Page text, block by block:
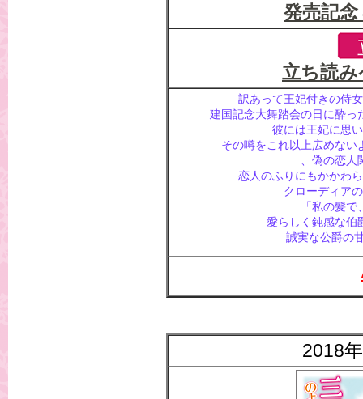
発売記
立ち読
訳あって王妃付きの侍
建国記念大舞踏会の日に酔っ
彼には王妃に思
その噂をこれ以上広めな
、偽の恋人
恋人のふりにもかかわ
クローディア
「私の髪
愛らしく鈍感な伯
誠実な公爵の
2018